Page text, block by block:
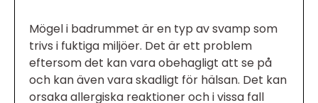
Mögel i badrummet är en typ av svamp som
trivs i fuktiga miljöer. Det är ett problem
eftersom det kan vara obehagligt att se på
och kan även vara skadligt för hälsan. Det kan
orsaka allergiska reaktioner och i vissa fall